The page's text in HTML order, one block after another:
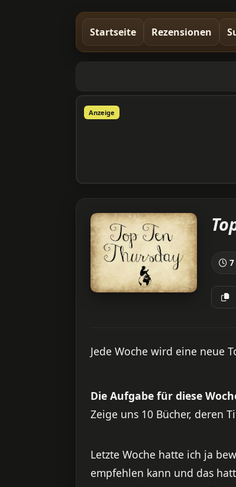
Startseite Rezensionen
Anzeige
Jede Woche wird eine neue
Die Aufgabe für diese
Zeige uns 10 Bücher, deren
Letzte Woche hatte ich ja
empfehlen kann und das